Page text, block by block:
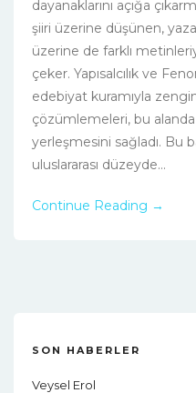
dayanaklarını açığa
şiiri üzerine düşünen,
üzerine de farklı
çeker. Yapısalcılık ve
edebiyat kuramıyla
çözümlemeleri, bu
yerleşmesini sağladı. Bu
uluslararası düzeyde...
Continue Reading →
SON HABERLER
Veysel Erol